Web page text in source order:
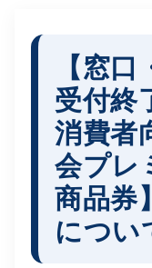
【窓
受付終
消費者
会プレ
商品券
につい